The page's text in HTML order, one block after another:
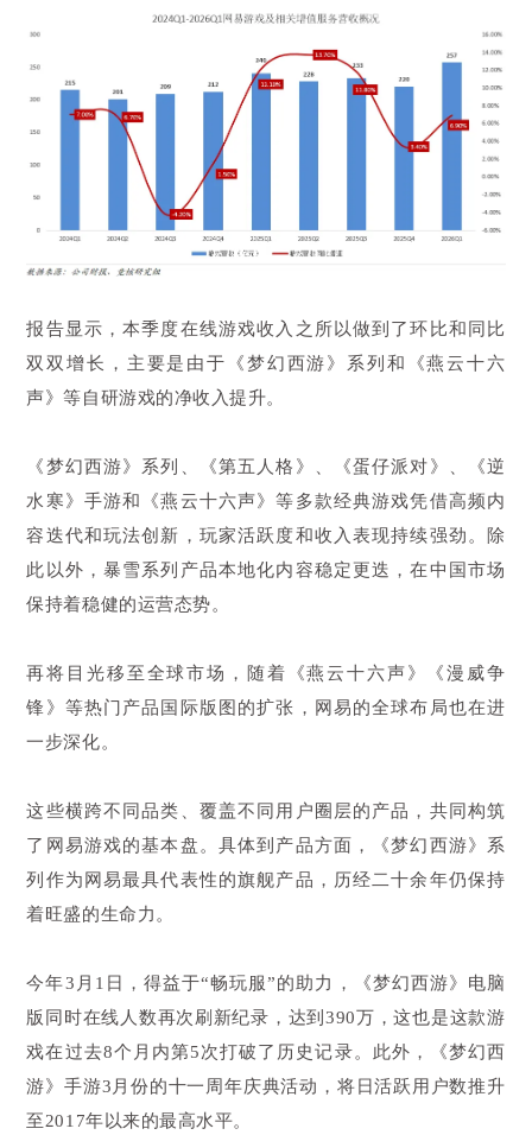
报告显示，本季度在线游戏收入之所以做到了环比和同比
双双增长，主要是由于《梦幻西游》系列和《燕云十六
声》等自研游戏的净收入提升。
《梦幻西游》系列、《第五人格》、《蛋仔派对》、《逆
水寒》手游和《燕云十六声》等多款经典游戏凭借高频内
容迭代和玩法创新，玩家活跃度和收入表现持续强劲。除
此以外，暴雪系列产品本地化内容稳定更迭，在中国市场
保持着稳健的运营态势。
再将目光移至全球市场，随着《燕云十六声》《漫威争
锋》等热门产品国际版图的扩张，网易的全球布局也在进
一步深化。
这些横跨不同品类、覆盖不同用户圈层的产品，共同构筑
了网易游戏的基本盘。具体到产品方面，《梦幻西游》系
列作为网易最具代表性的旗舰产品，历经二十余年仍保持
着旺盛的生命力。
今年3月1日，得益于“畅玩服”的助力，《梦幻西游》电脑
版同时在线人数再次刷新纪录，达到390万，这也是这款游
戏在过去8个月内第5次打破了历史记录。此外，《梦幻西
游》手游3月份的十一周年庆典活动，将日活跃用户数推升
至2017年以来的最高水平。